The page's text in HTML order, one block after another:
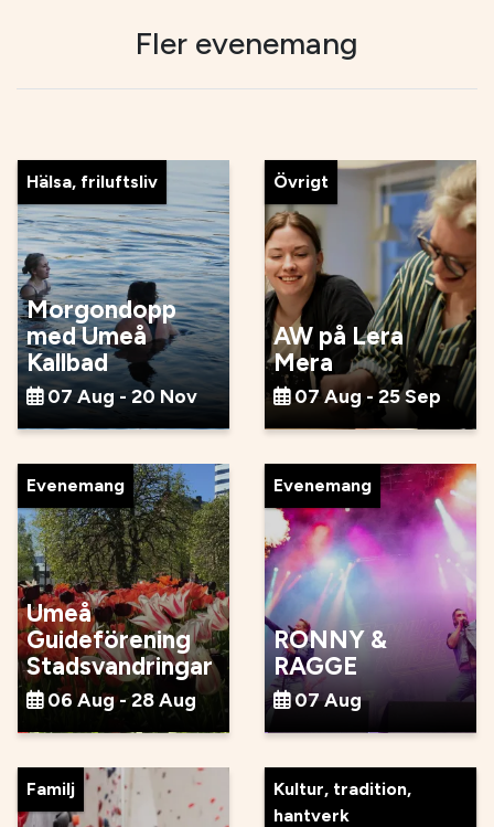
Fler evenemang
Hälsa, friluftsliv
Morgondopp
med Umeå
Kallbad
07 Aug - 20 Nov
Övrigt
AW på Lera
Mera
07 Aug - 25 Sep
Evenemang
Umeå
Guideförening
Stadsvandringar
06 Aug - 28 Aug
Evenemang
RONNY &
RAGGE
07 Aug
Familj
Kultur, tradition,
hantverk